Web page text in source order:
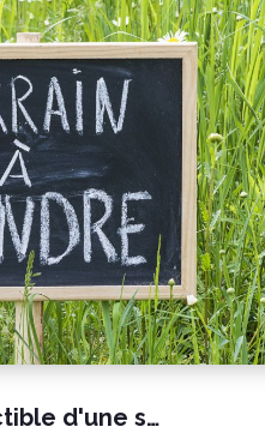
A vendre terrain constructible d'une surface d'environ 548m² - à viabiliser - LINGREVILLE ( 50660)